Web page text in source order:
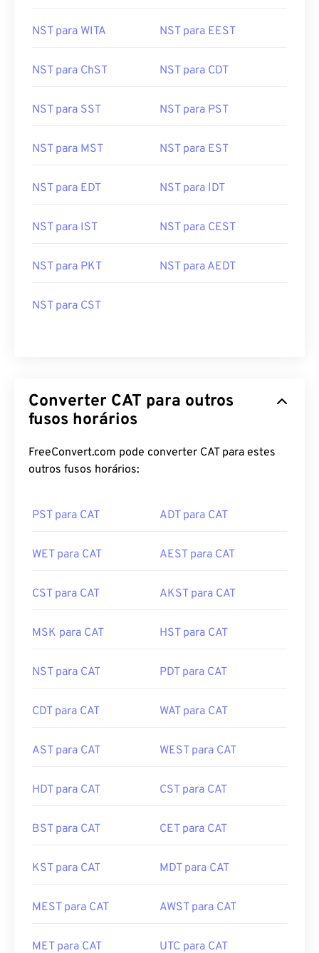
NST para WITA NST para EEST
NST para ChST NST para CDT
NST para SST NST para PST
NST para MST NST para EST
NST para EDT NST para IDT
NST para IST NST para CEST
NST para PKT NST para AEDT
NST para CST
Converter CAT para outros
fusos horários
FreeConvert.com pode converter CAT para estes
outros fusos horários:
PST para CAT ADT para CAT
WET para CAT AEST para CAT
CST para CAT AKST para CAT
MSK para CAT HST para CAT
NST para CAT PDT para CAT
CDT para CAT WAT para CAT
AST para CAT WEST para CAT
HDT para CAT CST para CAT
BST para CAT CET para CAT
KST para CAT MDT para CAT
MEST para CAT AWST para CAT
MET para CAT UTC para CAT